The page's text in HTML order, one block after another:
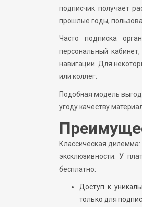
подписчик получает
прошлые годы,
Часто подписка
персональный
навигации. Для
или коллег.
Подобная модель
угоду качеству
Классическая
эксклюзивности. У
бесплатно:
Доступ к
только для